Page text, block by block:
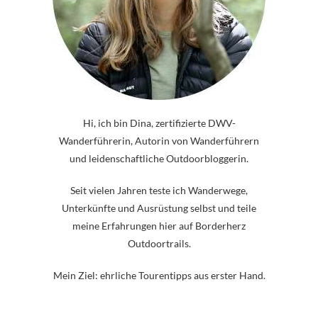
Hi, ich bin Dina, zertifizierte DWV-
Wanderführerin, Autorin von Wanderführern
und leidenschaftliche Outdoorbloggerin.
Seit vielen Jahren teste ich Wanderwege,
Unterkünfte und Ausrüstung selbst und teile
meine Erfahrungen hier auf Borderherz
Outdoortrails.
Mein Ziel: ehrliche Tourentipps aus erster Hand.